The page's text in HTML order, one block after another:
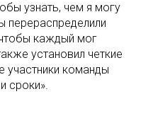
узнать, чем я могу
перераспределили
каждый мог
установил четкие
участники команды
сроки».